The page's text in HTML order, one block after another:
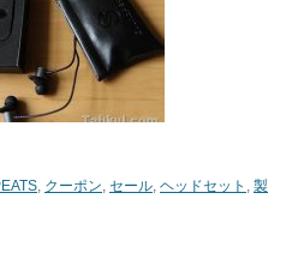
, クーポン, セール, ヘッドセット , 製